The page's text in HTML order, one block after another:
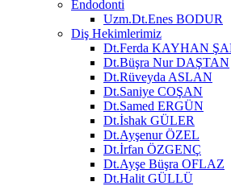
Endodonti
Uzm.Dt.Enes BODUR
Diş Hekimlerimiz
Dt.Ferda KAYHAN
Dt.Büşra Nur DAŞTAN
Dt.Rüveyda ASLAN
Dt.Saniye COŞAN
Dt.Samed ERGÜN
Dt.İshak GÜLER
Dt.Ayşenur ÖZEL
Dt.İrfan ÖZGENÇ
Dt.Ayşe Büşra OFLAZ
Dt.Halit GÜLLÜ